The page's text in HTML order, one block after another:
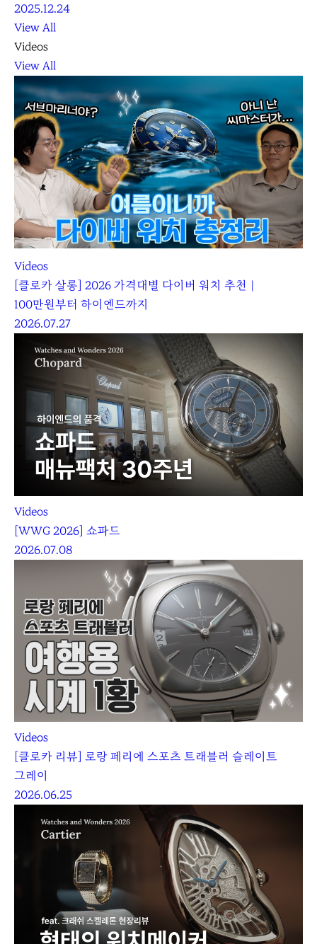
2025.12.24
View All
Videos
View All
Videos
[클로카 살롱] 2026 가격대별 다이버 워치 추천｜
100만원부터 하이엔드까지
2026.07.27
Videos
[WWG 2026] 쇼파드
2026.07.08
Videos
[클로카 리뷰] 로랑 페리에 스포츠 트래블러 슬레이트
그레이
2026.06.25